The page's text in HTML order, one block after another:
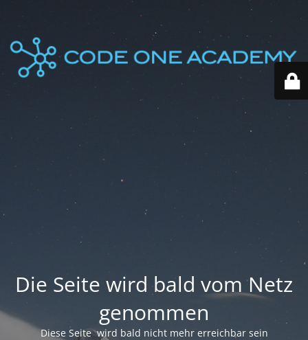
Die Seite wird bald vom Netz
genommen
Diese Seite wird bald nicht mehr erreichbar sein